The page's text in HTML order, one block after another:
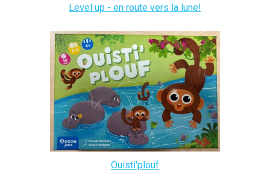
Level up - en route vers la lune!
Ouisti'plouf